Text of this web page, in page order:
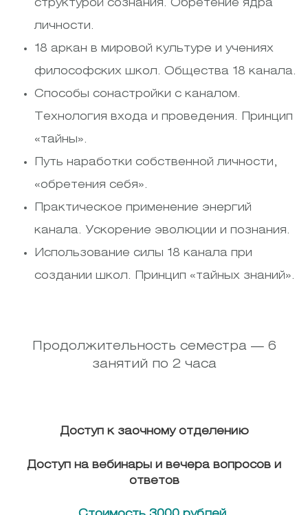
структурой сознания. Обретение ядра
личности.
18 аркан в мировой культуре и учениях
философских школ. Общества 18 канала.
Способы сонастройки с каналом.
Технология входа и проведения. Принцип
«тайны».
Путь наработки собственной личности,
«обретения себя».
Практическое применение энергий
канала. Ускорение эволюции и познания.
Использование силы 18 канала при
создании школ. Принцип «тайных знаний».
Продолжительность семестра — 6
занятий по 2 часа
Доступ к заочному отделению
Доступ на вебинары и вечера вопросов и
ответов